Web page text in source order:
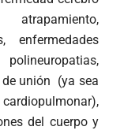
enfermedades
unión (ya sea
del cuerpo y